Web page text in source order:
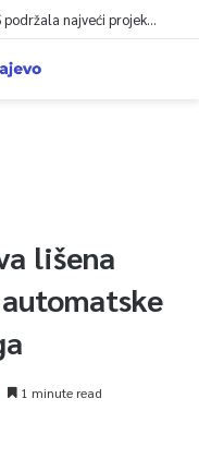
Sarajevo dobija novi kampus, Vlada KS podržala najveći projekt u historiji UNSA
lišena
1 minute read